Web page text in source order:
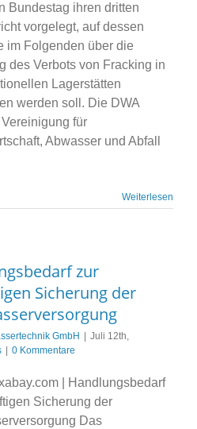
Bundestag ihren dritten
vorgelegt, auf dessen
im Folgenden über die
des Verbots von Fracking in
Lagerstätten
werden soll. Die DWA
für
Abwasser und Abfall
Weiterlesen
zur
Sicherung der
GmbH
Juli 12th,
0 Kommentare
| Handlungsbedarf
Sicherung der
Das